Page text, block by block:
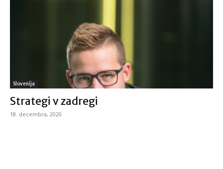
Slovenija
Strategi v zadregi
18. decembra, 2020